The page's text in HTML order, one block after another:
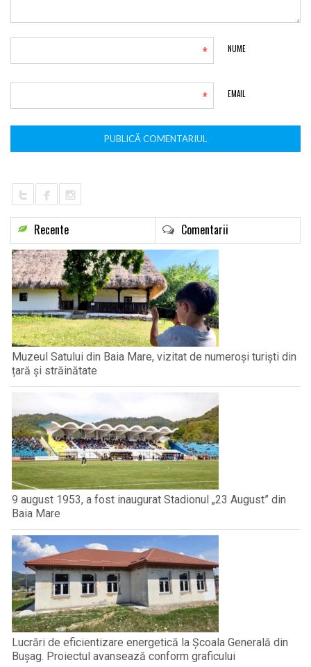
NUME
*
EMAIL
*
Recente Comentarii
Muzeul Satului din Baia Mare, vizitat de numeroși turiști din
țară și străinătate
9 august 1953, a fost inaugurat Stadionul „23 August” din
Baia Mare
Lucrări de eficientizare energetică la Școala Generală din
Bușag. Proiectul avansează conform graficului